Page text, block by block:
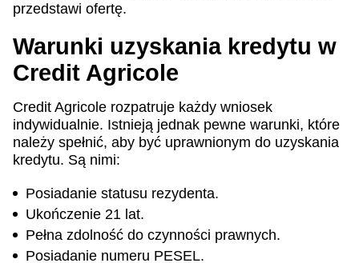
przedstawi ofertę.
Warunki uzyskania kredytu w
Credit Agricole
Credit Agricole rozpatruje każdy wniosek
indywidualnie. Istnieją jednak pewne warunki, które
należy spełnić, aby być uprawnionym do uzyskania
kredytu. Są nimi:
Posiadanie statusu rezydenta.
Ukończenie 21 lat.
Pełna zdolność do czynności prawnych.
Posiadanie numeru PESEL.